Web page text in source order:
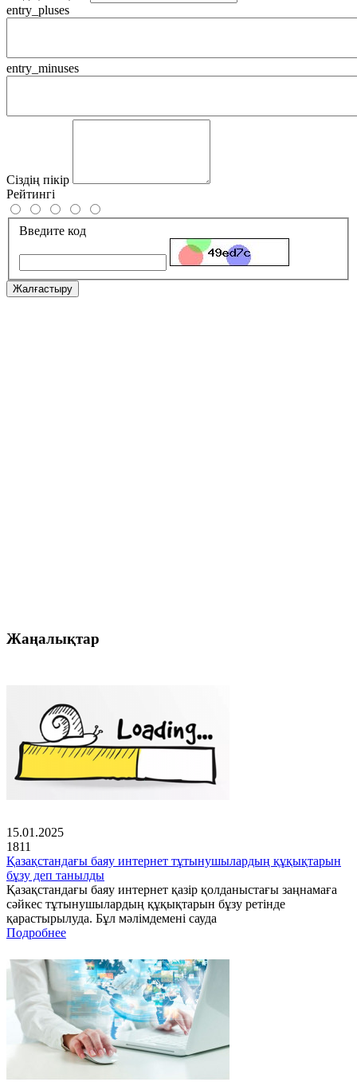
entry_pluses
entry_minuses
Сіздің пікір
Рейтингі
Введите код
Жалғастыру
Жаңалықтар
15.01.2025
1811
Қазақстандағы баяу интернет тұтынушылардың құқықтарын
бұзу деп танылды
Қазақстандағы баяу интернет қазір қолданыстағы заңнамаға
сәйкес тұтынушылардың құқықтарын бұзу ретінде
қарастырылуда. Бұл мәлімдемені сауда
Подробнее